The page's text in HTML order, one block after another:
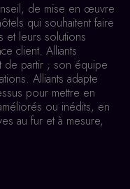
de mise en œuvre
qui souhaitent faire
et leurs solutions
client. Alliants
de partir ; son équipe
Alliants adapte
pour mettre en
ou inédits, en
au fur et à mesure,